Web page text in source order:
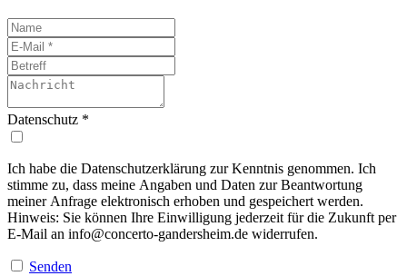
Datenschutz *
Ich habe die Datenschutzerklärung zur Kenntnis genommen. Ich
stimme zu, dass meine Angaben und Daten zur Beantwortung
meiner Anfrage elektronisch erhoben und gespeichert werden.
Hinweis: Sie können Ihre Einwilligung jederzeit für die Zukunft per
E-Mail an info@concerto-gandersheim.de widerrufen.
Senden